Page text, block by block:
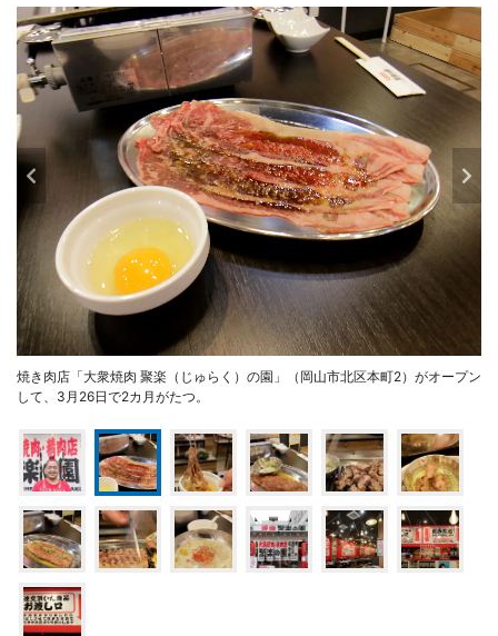
焼き肉店「大衆焼肉 聚楽（じゅらく）の園」（岡山市北区本町2）がオープン
して、3月26日で2カ月がたつ。